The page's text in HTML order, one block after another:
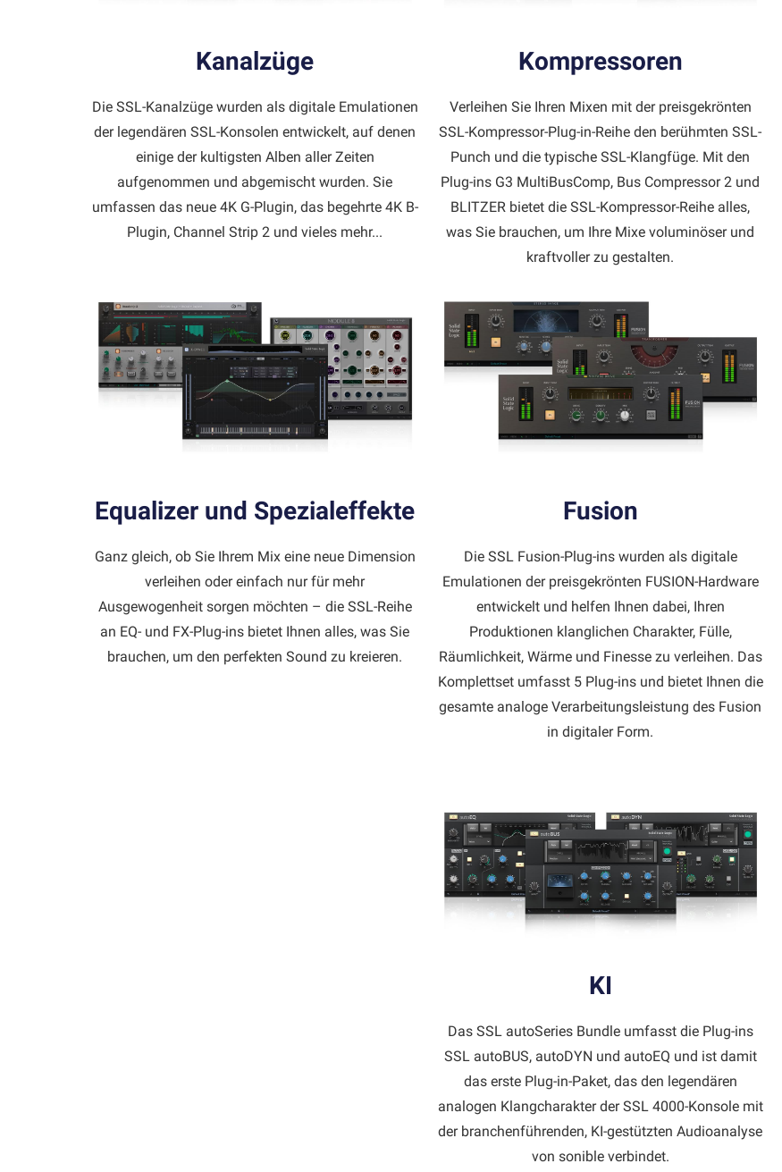
Kanalzüge
Die SSL-Kanalzüge wurden als digitale Emulationen
der legendären SSL-Konsolen entwickelt, auf denen
einige der kultigsten Alben aller Zeiten
aufgenommen und abgemischt wurden. Sie
umfassen das neue 4K G-Plugin, das begehrte 4K B-
Plugin, Channel Strip 2 und vieles mehr...
Kompressoren
Verleihen Sie Ihren Mixen mit der preisgekrönten
SSL-Kompressor-Plug-in-Reihe den berühmten SSL-
Punch und die typische SSL-Klangfüge. Mit den
Plug-ins G3 MultiBusComp, Bus Compressor 2 und
BLITZER bietet die SSL-Kompressor-Reihe alles,
was Sie brauchen, um Ihre Mixe voluminöser und
kraftvoller zu gestalten.
Equalizer und Spezialeffekte
Ganz gleich, ob Sie Ihrem Mix eine neue Dimension
verleihen oder einfach nur für mehr
Ausgewogenheit sorgen möchten – die SSL-Reihe
an EQ- und FX-Plug-ins bietet Ihnen alles, was Sie
brauchen, um den perfekten Sound zu kreieren.
Fusion
Die SSL Fusion-Plug-ins wurden als digitale
Emulationen der preisgekrönten FUSION-Hardware
entwickelt und helfen Ihnen dabei, Ihren
Produktionen klanglichen Charakter, Fülle,
Räumlichkeit, Wärme und Finesse zu verleihen. Das
Komplettset umfasst 5 Plug-ins und bietet Ihnen die
gesamte analoge Verarbeitungsleistung des Fusion
in digitaler Form.
KI
Das SSL autoSeries Bundle umfasst die Plug-ins
SSL autoBUS, autoDYN und autoEQ und ist damit
das erste Plug-in-Paket, das den legendären
analogen Klangcharakter der SSL 4000-Konsole mit
der branchenführenden, KI-gestützten Audioanalyse
von sonible verbindet.